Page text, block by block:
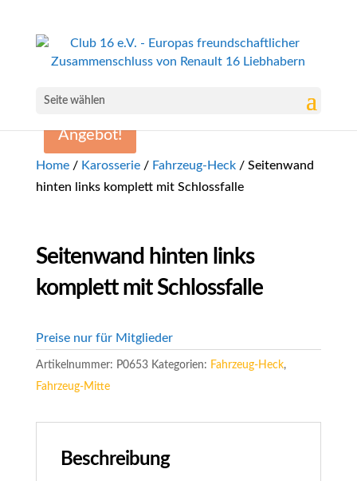
Seite wählen
Home/ Karosserie/ Fahrzeug-Heck/ Seitenwand
hinten links komplett mit Schlossfalle
Seitenwand hinten links
komplett mit Schlossfalle
Preise nur für Mitglieder
Artikelnummer: P0653 Kategorien: Fahrzeug-Heck,
Fahrzeug-Mitte
Beschreibung
Angebot!